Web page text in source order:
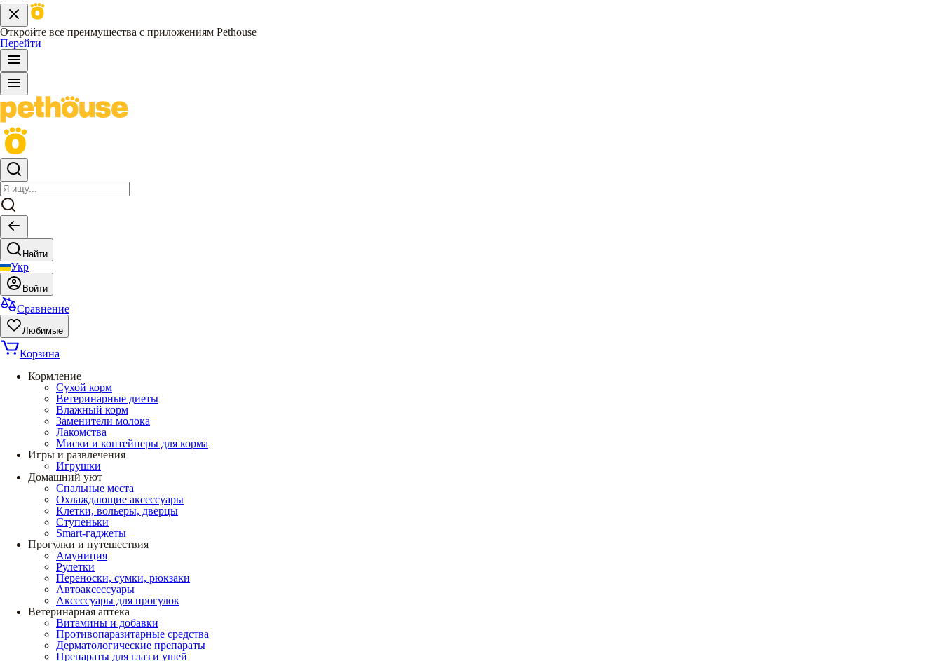
Откройте все преимущества с приложениям Pethouse
Перейти
Найти
Укр
Войти
Сравнение
Любимые
Корзина
Кормление
Сухой корм
Ветеринарные диеты
Влажный корм
Заменители молока
Лакомства
Миски и контейнеры для корма
Игры и развлечения
Игрушки
Домашний уют
Спальные места
Охлаждающие аксессуары
Клетки, вольеры, дверцы
Ступеньки
Smart-гаджеты
Прогулки и путешествия
Амуниция
Рулетки
Переноски, сумки, рюкзаки
Автоаксессуары
Аксессуары для прогулок
Ветеринарная аптека
Витамины и добавки
Противопаразитарные средства
Дерматологические препараты
Препараты для глаз и ушей